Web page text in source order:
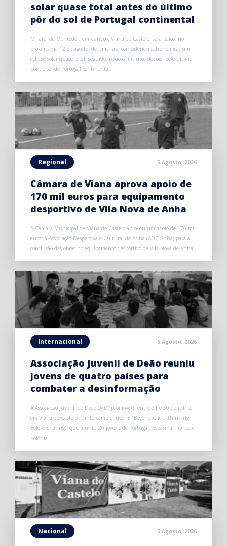
solar quase total antes do último
pôr do sol de Portugal continental
O Farol de Montedor, em Carreço, Viana do Castelo, será palco, no
próximo dia 12 de agosto, de uma rara coincidência astronómica: um
eclipse solar quase total, seguido, poucos minutos depois, pelo último
pôr do sol de Portugal continental.
Regional 5 Agosto, 2026
Câmara de Viana aprova apoio de
170 mil euros para equipamento
desportivo de Vila Nova de Anha
A Câmara Municipal de Viana do Castelo aprovou um apoio de 170 mil
euros à Associação Desportiva e Cultural de Anha (ADC Anha) para a
conclusão das obras no equipamento desportivo de Vila Nova de Anha.
Internacional 5 Agosto, 2026
Associação Juvenil de Deão reuniu
jovens de quatro países para
combater a desinformação
A Associação Juvenil de Deão (AJD) promoveu, entre 21 e 30 de julho,
em Viana do Castelo, o intercâmbio juvenil “Beyond Click: Thinking
Before Sharing”, que reuniu 20 jovens de Portugal, Espanha, França e
Polónia.
Nacional 5 Agosto, 2026